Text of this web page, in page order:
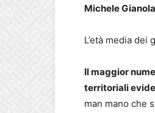
Michele
L’età media
Il maggior
territoriali
man mano che